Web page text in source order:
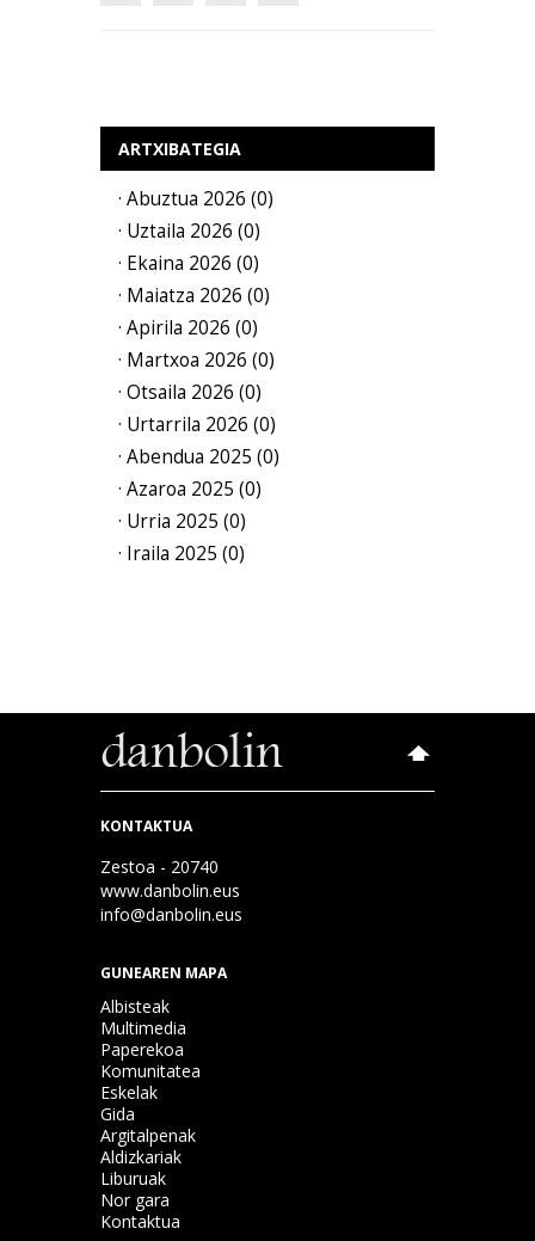
ARTXIBATEGIA
· Abuztua 2026 (0)
· Uztaila 2026 (0)
· Ekaina 2026 (0)
· Maiatza 2026 (0)
· Apirila 2026 (0)
· Martxoa 2026 (0)
· Otsaila 2026 (0)
· Urtarrila 2026 (0)
· Abendua 2025 (0)
· Azaroa 2025 (0)
· Urria 2025 (0)
· Iraila 2025 (0)
KONTAKTUA
Zestoa - 20740
www.danbolin.eus
info@danbolin.eus
GUNEAREN MAPA
Albisteak
Multimedia
Paperekoa
Komunitatea
Eskelak
Gida
Argitalpenak
Aldizkariak
Liburuak
Nor gara
Kontaktua